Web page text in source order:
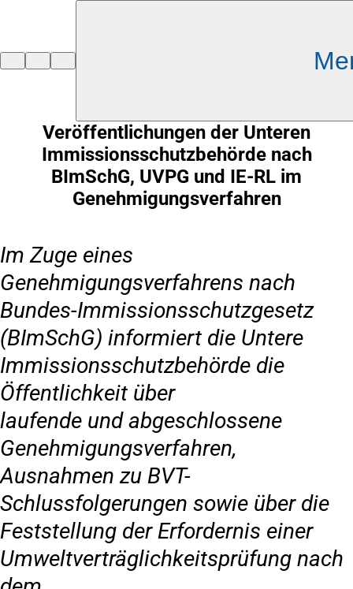
Veröffentlichungen der Unteren
Immissionsschutzbehörde nach
BImSchG, UVPG und IE-RL im
Genehmigungsverfahren
Im Zuge eines
Genehmigungsverfahrens nach
Bundes-Immissionsschutzgesetz
(BImSchG) informiert die Untere
Immissionsschutzbehörde die
Öffentlichkeit über
laufende und abgeschlossene
Genehmigungsverfahren,
Ausnahmen zu BVT-
Schlussfolgerungen sowie über die
Feststellung der Erfordernis einer
Umweltverträglichkeitsprüfung nach